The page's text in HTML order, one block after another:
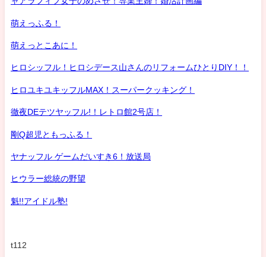
萌えっふる！
萌えっとこあに！
ヒロシッフル！ヒロシデース山さんのリフォームひとりDIY！！
ヒロユキユキッフルMAX！スーパークッキング！
徹夜DEテツヤッフル!！レトロ館2号店！
剛Q超児ともっふる！
ヤナッフル ゲームだいすき6！放送局
ヒウラー総統の野望
魁!!アイドル塾!
t112